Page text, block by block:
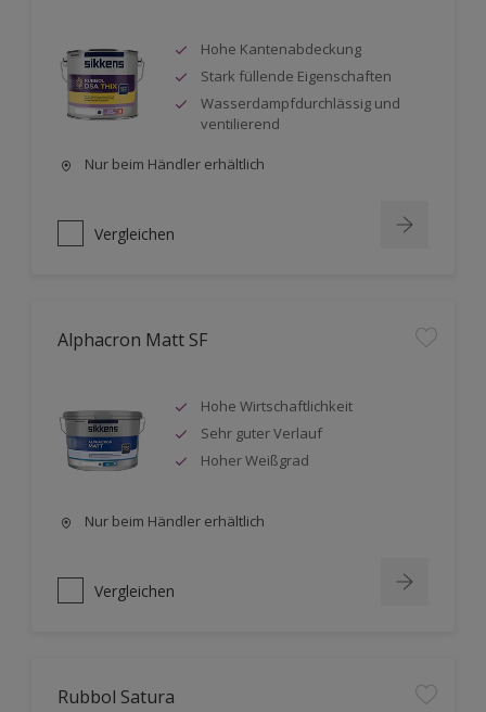
Hohe Kantenabdeckung
Stark füllende Eigenschaften
Wasserdampfdurchlässig und
ventilierend
Nur beim Händler erhältlich
Vergleichen
Alphacron Matt SF
Hohe Wirtschaftlichkeit
Sehr guter Verlauf
Hoher Weißgrad
Nur beim Händler erhältlich
Vergleichen
Rubbol Satura